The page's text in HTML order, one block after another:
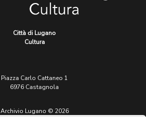
Città di Lugano
Cultura
Piazza Carlo Cattaneo 1
6976 Castagnola
Archivio Lugano © 2026